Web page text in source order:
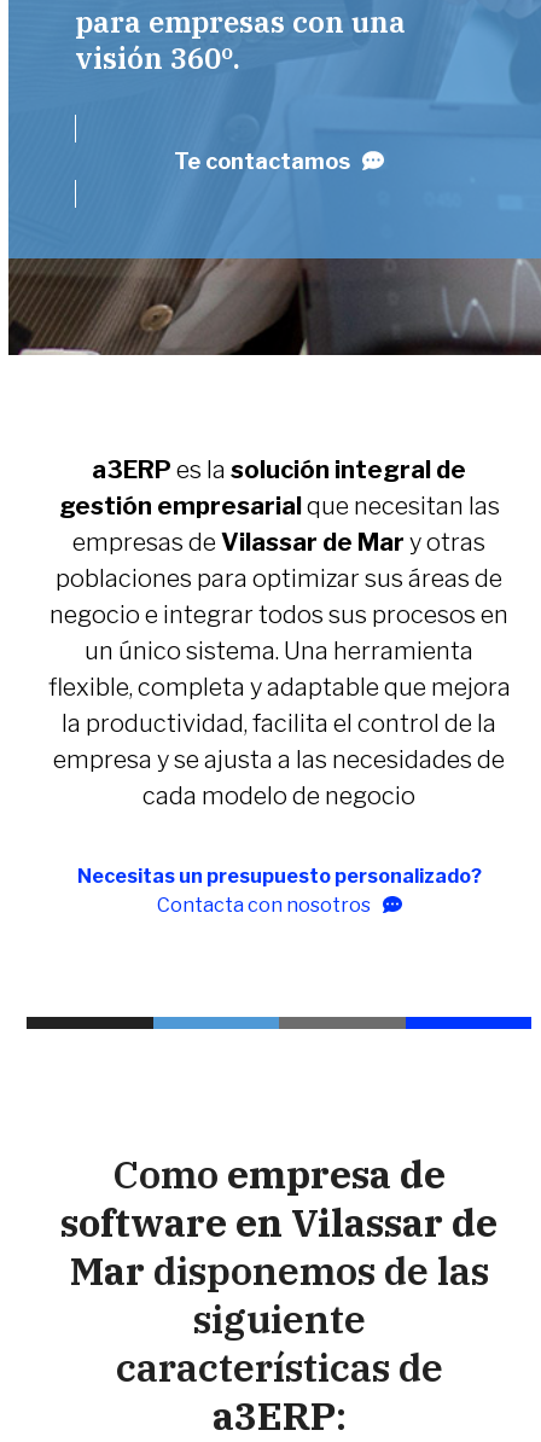
para empresas con una
visión 360º.
Te contactamos
a3ERP es la solución integral de
gestión empresarialque necesitan las
empresas deVilassar de Mar y otras
poblaciones para optimizar sus áreas de
negocio e integrar todos sus procesos en
un único sistema. Una herramienta
flexible, completa y adaptable que mejora
la productividad, facilita el control de la
empresa y se ajusta a las necesidades de
cada modelo de negocio
Necesitas un presupuesto personalizado?
Contacta con nosotros
Como empresa de
software en Vilassar de
Mar disponemos de las
siguiente
características de
a3ERP: